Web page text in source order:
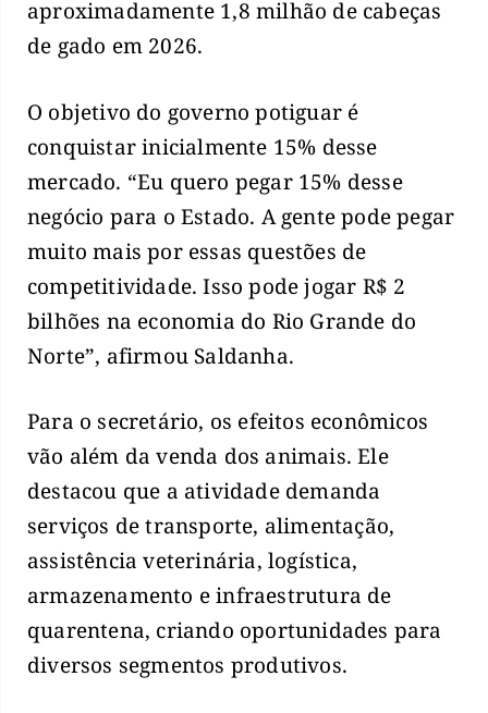
aproximadamente 1,8 milhão de cabeças
de gado em 2026.
O objetivo do governo potiguar é
conquistar inicialmente 15% desse
mercado. “Eu quero pegar 15% desse
negócio para o Estado. A gente pode pegar
muito mais por essas questões de
competitividade. Isso pode jogar R$ 2
bilhões na economia do Rio Grande do
Norte”, afirmou Saldanha.
Para o secretário, os efeitos econômicos
vão além da venda dos animais. Ele
destacou que a atividade demanda
serviços de transporte, alimentação,
assistência veterinária, logística,
armazenamento e infraestrutura de
quarentena, criando oportunidades para
diversos segmentos produtivos.